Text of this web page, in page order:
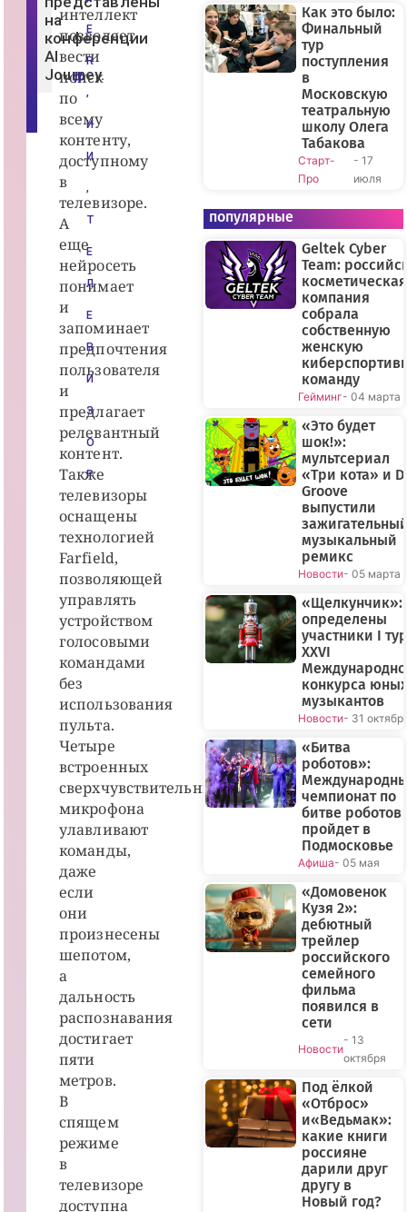
на
конференции
AI
Journey.
интеллект
позволяет
вести
поиск
по
всему
контенту,
доступному
в
телевизоре.
А
еще
нейросеть
понимает
и
запоминает
предпочтения
пользователя
и
предлагает
релевантный
контент.
Также
телевизоры
оснащены
технологией
Farfield,
позволяющей
управлять
устройством
голосовыми
командами
без
использования
пульта.
Четыре
встроенных
сверхчувствительных
микрофона
улавливают
команды,
даже
если
они
произнесены
шепотом,
а
дальность
распознавания
достигает
пяти
метров.
В
спящем
режиме
в
телевизоре
доступна
E
R
,
И
И
,
Т
Е
Л
Е
В
И
З
О
Р
Как это было:
Финальный
тур
поступления
в
Московскую
театральную
школу Олега
Табакова
Старт-
Про
- 17
июля
популярные
Geltek Cyber
Team:
косметическая
компания
собрала
собственную
женскую
команду
Гейминг- 04 марта
«Это будет
шок!»:
мультсериал
«Три кота» и
Groove
выпустили
музыкальный
ремикс
Новости- 05 марта
«Щелкунчик»:
определены
участники I
XXVI
конкурса юных
музыкантов
Новости- 31
«Битва
роботов»:
чемпионат по
битве роботов
пройдет в
Подмосковье
Афиша- 05 мая
«Домовенок
Кузя 2»:
дебютный
трейлер
российского
семейного
фильма
появился в
сети
Новости
- 13
октября
Под ёлкой
«Отброс»
и«Ведьмак»:
какие книги
россияне
дарили друг
другу в
Новый год?